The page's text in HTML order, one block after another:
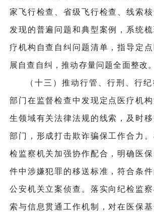
家飞行检查、省级飞行检查、线索
发现的普遍问题和典型案例，系统
疗机构自查自纠问题清单，指导定
展自查自纠，推动存量问题全面整改。
（十三）推动行管、行刑、行
部门在监督检查中发现定点医疗机
生领域有关法律法规的线索，及时
部门，形成打击欺诈骗保工作合力
检监察机关加强协作配合，明确医
件中涉嫌犯罪的移送标准，符合条
公安机关立案侦查。落实向纪检监
索与信息贯通工作机制，对在医保